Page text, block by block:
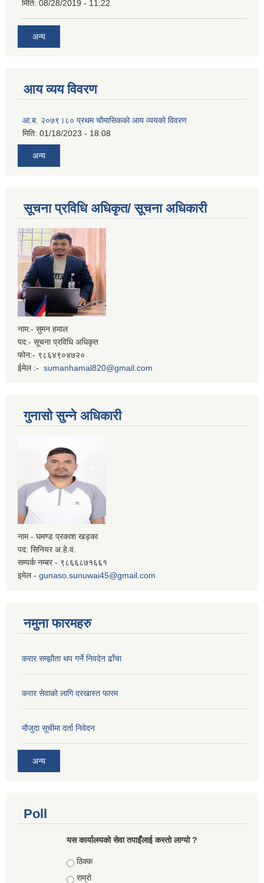
मिति: 08/28/2019 - 11:22
अन्य
आय व्यय विवरण
आ.ब. २०७९।८० प्रथम चौमासिकको आय व्ययको विवरण
मिति: 01/18/2023 - 18:08
अन्य
सूचना प्रविधि अधिकृत/ सूचना अधिकारी
नाम:- सुमन हमाल
पद:- सूचना प्रविधि अधिकृत
फोन:- ९८६४९०४७२०
ईमेल :- sumanhamal820@gmail.com
गुनासो सुन्ने अधिकारी
नाम - घमण्ड प्रकाश खड्का
पद: सिनियर अ.हे.व.
सम्पर्क नम्बर - ९८६६८७१६६१
इमेल - gunaso.sunuwai45@gmail.com
नमुना फारमहरु
करार सम्झौता थप गर्ने निवदेन ढाँचा
करार सेवाको लागि दरखास्त फारम
मौजुदा सूचीमा दर्ता निवेदन
अन्य
Poll
यस कार्यालयको सेवा तपाइँलाई कस्तो लाग्यो ?
Choices
ठिक्क
राम्रो